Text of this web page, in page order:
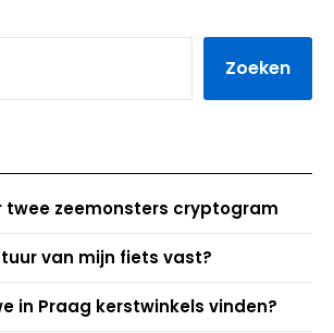
Zoeken
twee zeemonsters cryptogram
van mijn fiets vast?
in Praag kerstwinkels vinden?